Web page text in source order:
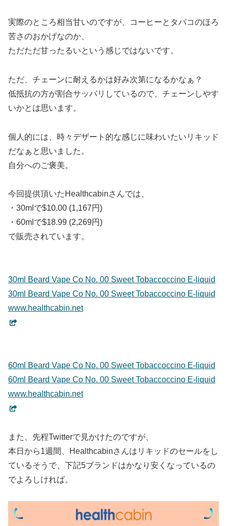
実際のところ相当甘いのですが、コーヒーとタバコのほろ
苦さのおかげなのか、
ただただ甘ったるいという感じではないです。
ただ、チェーンに耐えるかは好み次第になるかなぁ？
低抵抗の方が割合サッパリしているので、チェーンしやす
いかとは思います。
個人的には、時々デザート的な感じに味わいたいリキッド
だなぁと思いました。
自分へのご褒美。
今回提供頂いたHealthcabinさんでは、
・30mlで$10.00 (1,167円)
・60mlで$18.99 (2,269円)
で販売されています。
30ml Beard Vape Co No. 00 Sweet Tobaccoccino E-liquid
30ml Beard Vape Co No. 00 Sweet Tobaccoccino E-liquid
www.healthcabin.net
60ml Beard Vape Co No. 00 Sweet Tobaccoccino E-liquid
60ml Beard Vape Co No. 00 Sweet Tobaccoccino E-liquid
www.healthcabin.net
また、先程Twitterで見かけたのですが、
本日から1週間、Healthcabinさんはリキッドのセールをし
ているそうで、下記5ブランドはかなり安くなっているの
でよろしければ。